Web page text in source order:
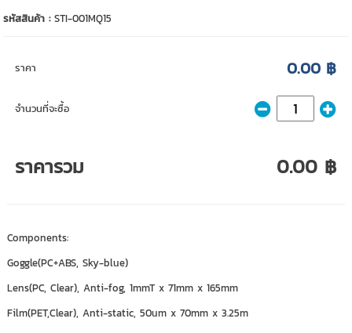
รหัสสินค้า :STI-001MQ15
ราคา 0.00 ฿
จำนวนที่จะซื้อ
ราคารวม 0.00 ฿
Components:
Goggle(PC+ABS, Sky-blue)
Lens(PC, Clear), Anti-fog, 1mmT x 71mm x 165mm
Film(PET,Clear), Anti-static, 50um x 70mm x 3.25m